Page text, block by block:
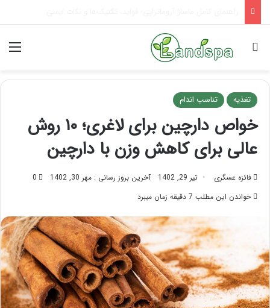
جستجو برای
تغذیه تناسب اندام
خواص دارچین برای لاغری؛ ۱۰ روش
عالی برای کاهش وزن با دارچین
فائزه عسگری تیر 29, 1402 آخرین بروز رسانی : مهر 30, 1402
0
خواندن این مطلب 7 دقیقه زمان میبرد